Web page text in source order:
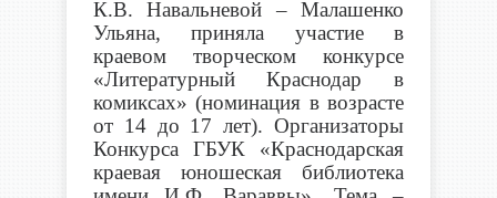
К.В. Навальневой – Малашенко
Ульяна, приняла участие в
краевом творческом конкурсе
«Литературный Краснодар в
комиксах» (номинация в возрасте
от 14 до 17 лет). Организаторы
Конкурса ГБУК «Краснодарская
краевая юношеская библиотека